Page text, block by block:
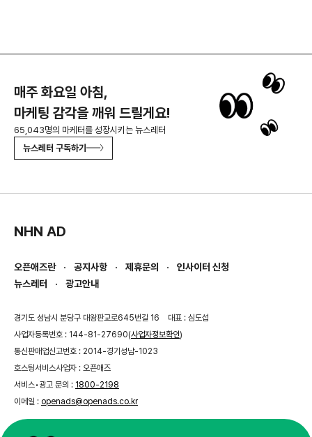
매주 화요일 아침,
마케팅 감각을 깨워 드릴게요!
65,043명의 마케터를 성장시키는 뉴스레터
뉴스레터 구독하기
NHN AD
오픈애즈란 공지사항 제휴문의
인사이터 신청
뉴스레터
광고안내
경기도 성남시 분당구 대왕판교로645번길 16
대표 : 심도섭
사업자등록번호 : 144-81-27690(사업자정보확인)
통신판매업신고번호 : 2014-경기성남-1023
호스팅서비스사업자 : 오픈애즈
서비스•광고 문의 : 1800-2198
이메일 : openads@openads.co.kr